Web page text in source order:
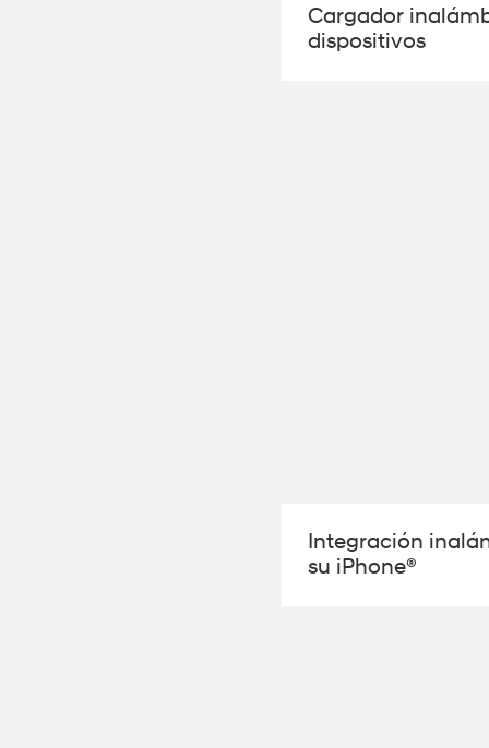
Cargador
dispositivos
Integración
su iPhone®